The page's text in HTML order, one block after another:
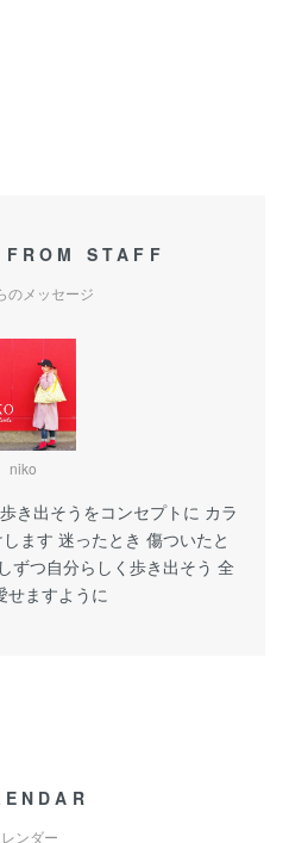
FROM STAFF
のメッセージ
niko
出そうをコンセプトに カラ
ます 迷ったとき 傷ついたと
ずつ自分らしく歩き出そう 全
せますように
ンダー